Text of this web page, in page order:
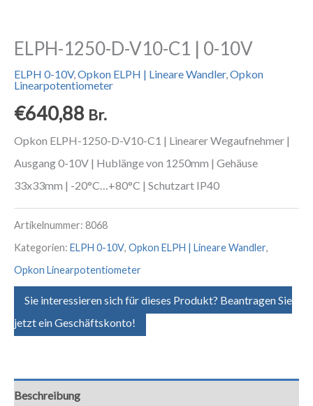
ELPH-1250-D-V10-C1 | 0-10V
ELPH 0-10V,Opkon ELPH | Lineare Wandler,Opkon
Linearpotentiometer
€640,88 Br.
Opkon ELPH-1250-D-V10-C1 | Linearer Wegaufnehmer |
Ausgang 0-10V | Hublänge von 1250mm | Gehäuse
33x33mm | -20°C…+80°C | Schutzart IP40
Artikelnummer: 8068
Kategorien: ELPH 0-10V, Opkon ELPH | Lineare Wandler,
Opkon Linearpotentiometer
Sie interessieren sich für dieses Produkt? Beantragen Sie
jetzt ein Geschäftskonto!
Beschreibung